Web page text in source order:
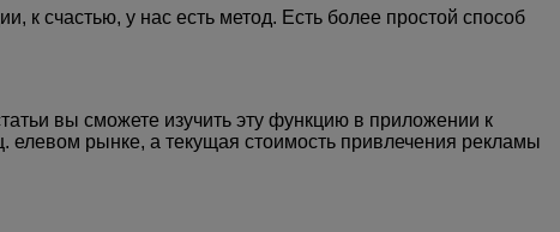
к счастью, у нас есть метод. Есть более простой способ
вы сможете изучить эту функцию в приложении к
рынке, а текущая стоимость привлечения рекламы